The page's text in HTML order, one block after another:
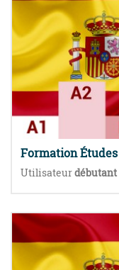
Formation
Utilisateurdébutant